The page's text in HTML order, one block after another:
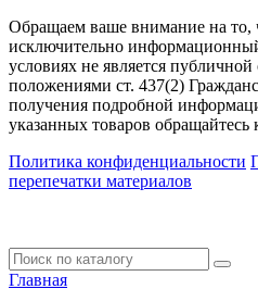
Обращаем ваше внимание на то,
исключительно
условиях не является
положениями ст. 437(2)
получения подробной
указанных товаров
Политика конфиденциальности
перепечатки материалов
Главная